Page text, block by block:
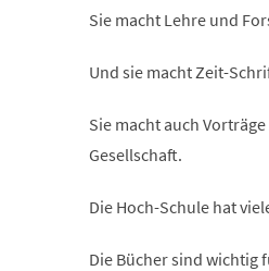
Sie macht Lehre und
Und sie macht Zeit-
Sie macht auch
Gesellschaft.
Die Hoch-Schule hat
Die Bücher sind wichtig